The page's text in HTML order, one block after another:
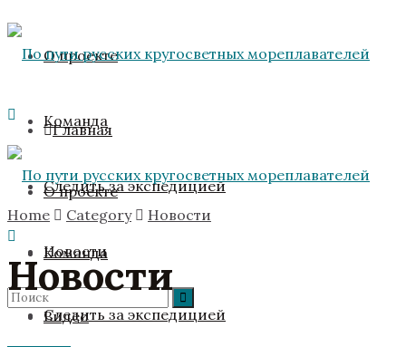
О проекте
Команда
Следить за экспедицией
Новости
Видео
Главная
О проекте
Команда
Следить за экспедицией
Home Category Новости
Новости